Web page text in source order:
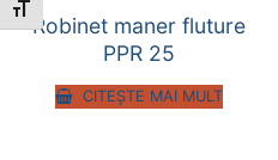
Toggle Font size
Robinet maner fluture
PPR 25
CITEȘTE MAI MULT